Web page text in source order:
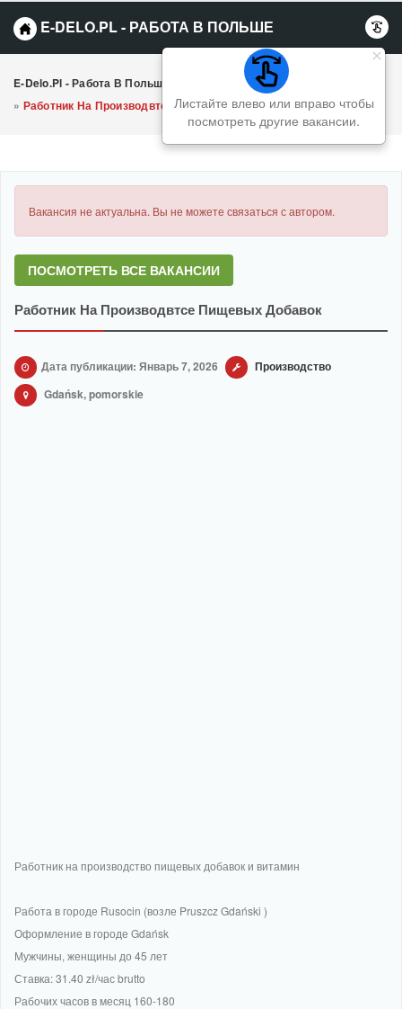
E-DELO.PL - РАБОТА В ПОЛЬШЕ
Листайте влево или вправо чтобы
посмотреть другие вакансии.
E-Delo.pl - Работа В Польше Вакансии
Производство
» Работник На Производвтсе Пищевых Добавок
Вакансия не актуальна. Вы не можете связаться с автором.
ПОСМОТРЕТЬ ВСЕ ВАКАНСИИ
Работник На Производвтсе Пищевых Добавок
Дата публикации: Январь 7, 2026
Производство
Gdańsk, pomorskie
Работник на производство пищевых добавок и витамин
Работа в городе Rusocin (возле Pruszcz Gdański )
Оформление в городе Gdańsk
Мужчины, женщины до 45 лет
Ставка: 31.40 zł/час brutto
Рабочих часов в месяц 160-180